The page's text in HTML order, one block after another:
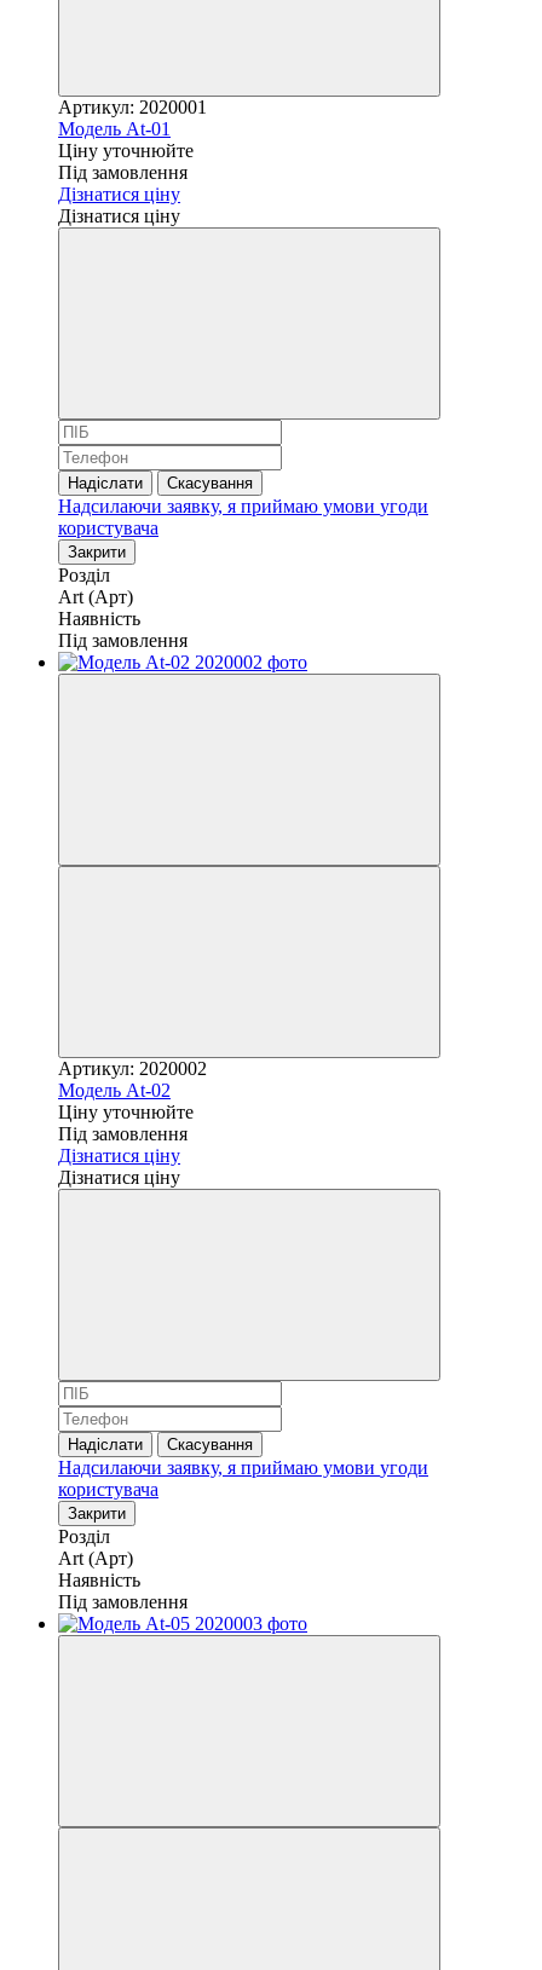
Артикул: 2020001
Модель At-01
Ціну уточнюйте
Під замовлення
Дізнатися ціну
Дізнатися ціну
Надіслати Скасування
Надсилаючи заявку, я приймаю умови угоди
користувача
Закрити
Розділ
Art (Арт)
Наявність
Під замовлення
Артикул: 2020002
Модель At-02
Ціну уточнюйте
Під замовлення
Дізнатися ціну
Дізнатися ціну
Надіслати Скасування
Надсилаючи заявку, я приймаю умови угоди
користувача
Закрити
Розділ
Art (Арт)
Наявність
Під замовлення